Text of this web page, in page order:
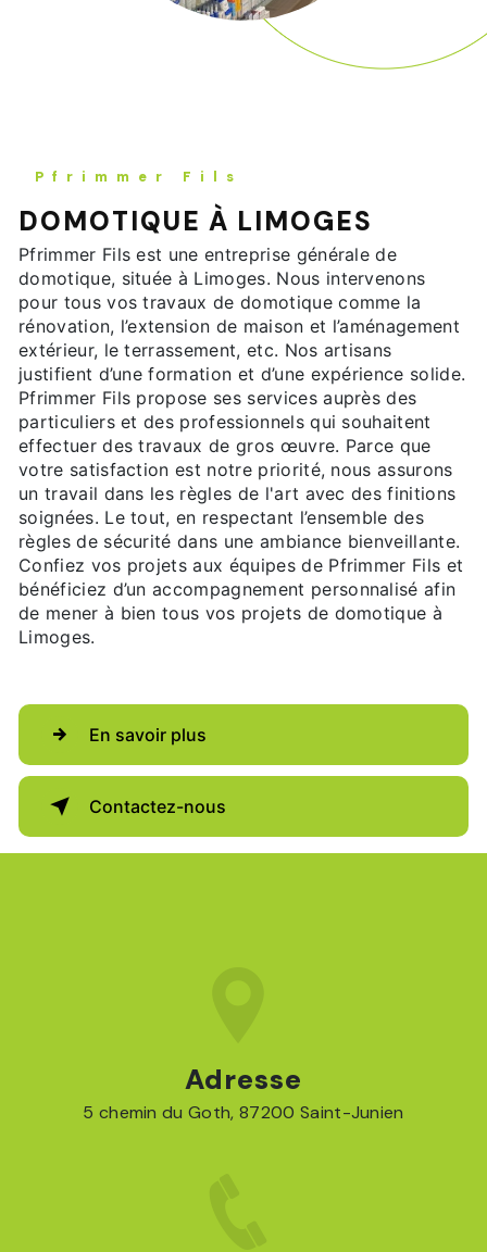
Pfrimmer Fils
DOMOTIQUE À LIMOGES
Pfrimmer Fils est une entreprise générale de
domotique, située à Limoges. Nous intervenons
pour tous vos travaux de domotique comme la
rénovation, l’extension de maison et l’aménagement
extérieur, le terrassement, etc. Nos artisans
justifient d’une formation et d’une expérience solide.
Pfrimmer Fils propose ses services auprès des
particuliers et des professionnels qui souhaitent
effectuer des travaux de gros œuvre. Parce que
votre satisfaction est notre priorité, nous assurons
un travail dans les règles de l'art avec des finitions
soignées. Le tout, en respectant l’ensemble des
règles de sécurité dans une ambiance bienveillante.
Confiez vos projets aux équipes de Pfrimmer Fils et
bénéficiez d’un accompagnement personnalisé afin
de mener à bien tous vos projets de domotique à
Limoges.
En savoir plus
Contactez-nous
Adresse
5 chemin du Goth, 87200 Saint-Junien